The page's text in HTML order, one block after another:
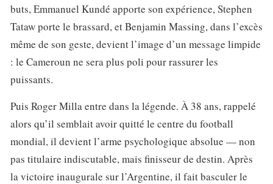
buts, Emmanuel Kundé apporte son expérience, Stephen
Tataw porte le brassard, et Benjamin Massing, dans l’excès
même de son geste, devient l’image d’un message limpide
: le Cameroun ne sera plus poli pour rassurer les
puissants.
Puis Roger Milla entre dans la légende. À 38 ans, rappelé
alors qu’il semblait avoir quitté le centre du football
mondial, il devient l’arme psychologique absolue — non
pas titulaire indiscutable, mais finisseur de destin. Après
la victoire inaugurale sur l’Argentine, il fait basculer le